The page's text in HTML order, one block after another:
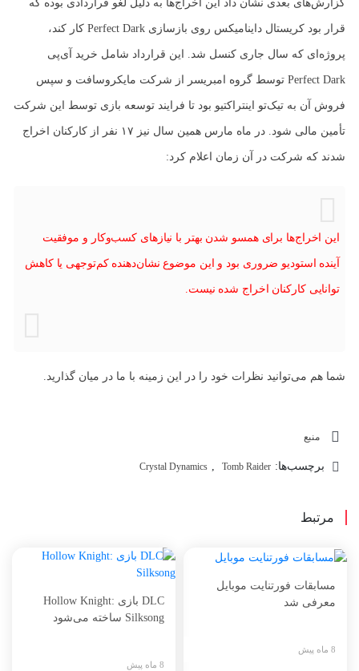
گزارش‌های بعدی نشان داد این اخراج‌ها به دلیل لغو قراردادی بوده که
قرار بود کریستال داینامیکس روی بازسازی Perfect Dark کار کند،
پروژه‌ای که سال جاری کنسل شد. این قرارداد شامل خرید آی‌پی
Perfect Dark توسط گروه امبریسر از شرکت مایکروسافت و سپس
فروش آن به تیک‌تو اینتراکتیو بود تا فرایند توسعه بازی توسط این شرکت
تأمین مالی شود.​ در ماه مارس همین سال نیز ۱۷ نفر از کارکنان اخراج
شدند که شرکت در آن زمان اعلام کرد:
این اخراج‌ها برای همسو شدن بهتر با نیازهای کسب‌وکار و موفقیت
آینده استودیو ضروری بود و این موضوع نشان‌دهنده کم‌توجهی یا کاهش
توانایی کارکنان اخراج شده نیست.
شما هم می‌توانید نظرات خود را در این زمینه با ما در میان گذارید.
منبع
برچسب‌ها: Crystal Dynamics , Tomb Raider
مرتبط
مسابقات فورتنایت موبایل
معرفی شد
8 ماه پیش
DLC بازی Hollow Knight:
Silksong ساخته می‌شود
8 ماه پیش